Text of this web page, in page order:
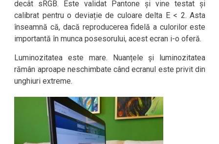
decât sRGB. Este validat Pantone și vine testat și
calibrat pentru o deviație de culoare delta E < 2. Asta
înseamnă că, dacă reproducerea fidelă a culorilor este
importantă în munca posesorului, acest ecran i-o oferă.
Luminozitatea este mare. Nuanțele și luminozitatea
rămân aproape neschimbate când ecranul este privit din
unghiuri extreme.